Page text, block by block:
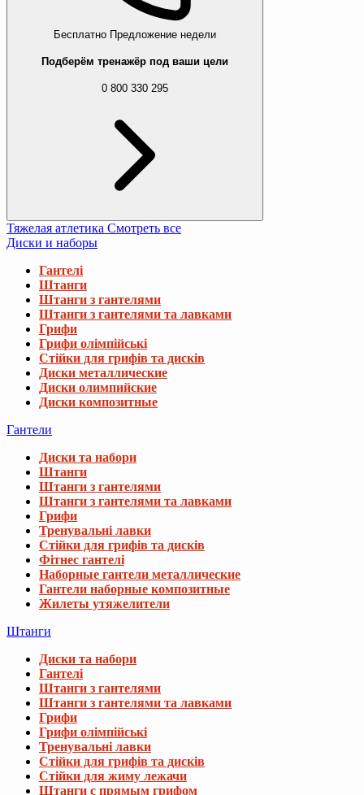
Бесплатно Предложение недели
Подберём тренажёр под ваши цели
0 800 330 295
Тяжелая атлетика Смотреть все
Диски и наборы
Гантелі
Штанги
Штанги з гантелями
Штанги з гантелями та лавками
Грифи
Грифи олімпійські
Стійки для грифів та дисків
Диски металлические
Диски олимпийские
Диски композитные
Гантели
Диски та набори
Штанги
Штанги з гантелями
Штанги з гантелями та лавками
Грифи
Тренувальні лавки
Стійки для грифів та дисків
Фітнес гантелі
Наборные гантели металлические
Гантели наборные композитные
Жилеты утяжелители
Штанги
Диски та набори
Гантелі
Штанги з гантелями
Штанги з гантелями та лавками
Грифи
Грифи олімпійські
Тренувальні лавки
Стійки для грифів та дисків
Стійки для жиму лежачи
Штанги с прямым грифом